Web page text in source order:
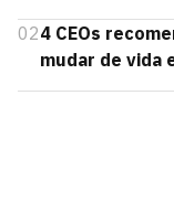
024 CEOs
mudar de vida